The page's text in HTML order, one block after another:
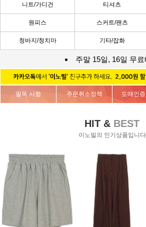
니트/가디건 티셔츠
원피스 스커트/팬츠
청바지/청치마 기타/잡화
주말 15일, 16일 무료
필독 사항 주문취소정책 도매인
HIT & BEST
이노빌의 인기상품입니다